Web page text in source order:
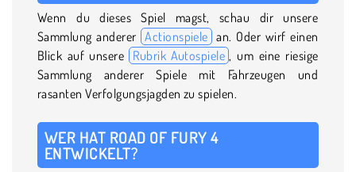
Wenn du dieses Spiel magst, schau dir unsere
Sammlung anderer Actionspiele an. Oder wirf einen
Blick auf unsere Rubrik Autospiele , um eine riesige
Sammlung anderer Spiele mit Fahrzeugen und
rasanten Verfolgungsjagden zu spielen.
WER HAT ROAD OF FURY 4
ENTWICKELT?